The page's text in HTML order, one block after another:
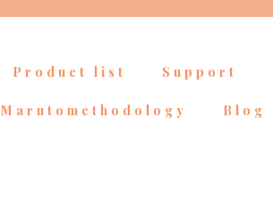
Product list Support
Marutomethodology Blog